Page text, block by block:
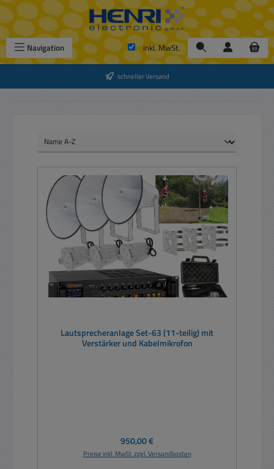
Zum Hauptinhalt springen
Navigation inkl. MwSt.
schneller Versand
Lautsprecheranlage Set-63 (11-teilig) mit
Verstärker und Kabelmikrofon
Regulärer Preis:
950,00 €
Preise inkl. MwSt. zzgl. Versandkosten